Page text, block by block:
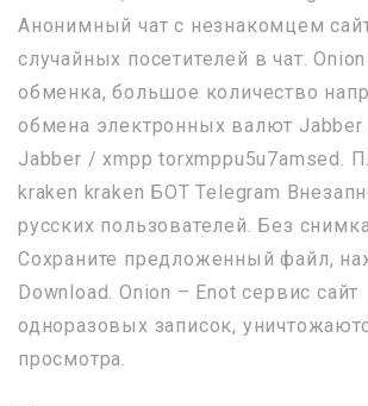
Анонимный чат с незнакомцем
случайных посетителей в чат.
обменка, большое количество
обмена электронных валют Jabber
Jabber / xmpp torxmppu5u7amsed.
kraken kraken БОТ Telegram
русских пользователей. Без
Сохраните предложенный файл,
Download. Onion – Enot сервис сайт
одноразовых записок,
просмотра.